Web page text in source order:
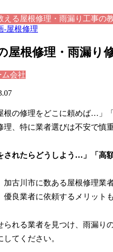
える屋根修理・雨漏り工事の
-屋根修理
屋根修理・雨漏り
ム会社
根の修理をどこに頼めば…」
理、特に業者選びは不安で慎
されたらどうしよう…」「高
加古川市に数ある屋根修理業
優良業者に依頼するメリット
られる業者を見つけ、雨漏
てください。